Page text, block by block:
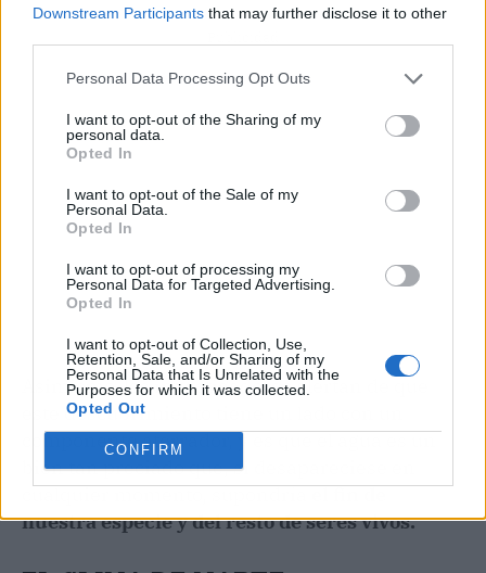
Downstream Participants that may further disclose it to other
Personal Data Processing Opt Outs
I want to opt-out of the Sharing of my
personal data.
Opted In
I want to opt-out of the Sale of my
Personal Data.
Opted In
I want to opt-out of processing my
Personal Data for Targeted Advertising.
Opted In
I want to opt-out of Collection, Use,
Retention, Sale, and/or Sharing of my
Personal Data that Is Unrelated with the
Purposes for which it was collected.
Opted Out
CONFIRM
Asimismo, los investigadores alertan de que
este descubrimiento tiene un lado con un
componente aterrador, y es que el agua es un
bien tan preciado que, si desapareciese en
cualquier momento, supondríael fin de
nuestra especie y del resto de seres vivos.